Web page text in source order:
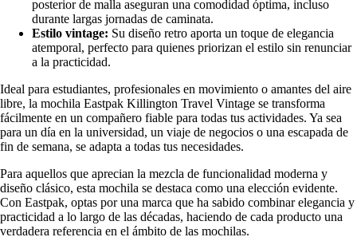
posterior de malla aseguran una comodidad óptima, incluso
durante largas jornadas de caminata.
Estilo vintage: Su diseño retro aporta un toque de elegancia
atemporal, perfecto para quienes priorizan el estilo sin renunciar
a la practicidad.
Ideal para estudiantes, profesionales en movimiento o amantes del aire
libre, la mochila Eastpak Killington Travel Vintage se transforma
fácilmente en un compañero fiable para todas tus actividades. Ya sea
para un día en la universidad, un viaje de negocios o una escapada de
fin de semana, se adapta a todas tus necesidades.
Para aquellos que aprecian la mezcla de funcionalidad moderna y
diseño clásico, esta mochila se destaca como una elección evidente.
Con Eastpak, optas por una marca que ha sabido combinar elegancia y
practicidad a lo largo de las décadas, haciendo de cada producto una
verdadera referencia en el ámbito de las mochilas.